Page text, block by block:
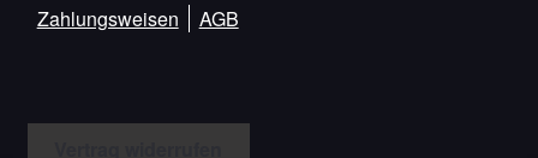
Zahlungsweisen
AGB